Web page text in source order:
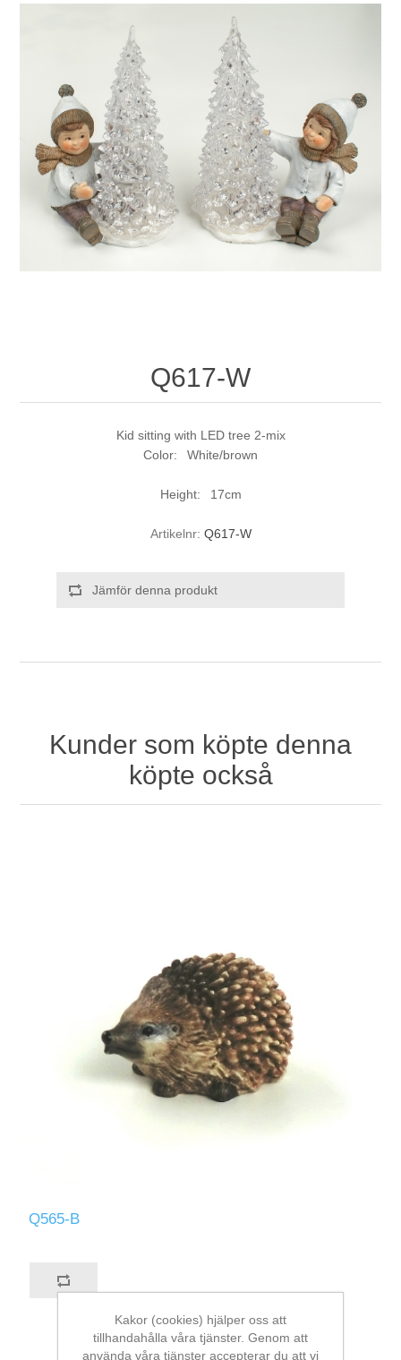
Q617-W
Kid sitting with LED tree 2-mix
Color: White/brown
Height: 17cm
Artikelnr: Q617-W
Jämför denna produkt
Kunder som köpte denna
köpte också
Q565-B
Kakor (cookies) hjälper oss att
tillhandahålla våra tjänster. Genom att
använda våra tjänster accepterar du att vi